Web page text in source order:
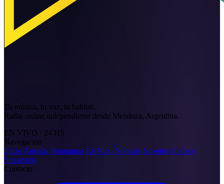
Tu música, tu voz, tu habitat.
Radio online independiente desde Mendoza, Argentina.
EN VIVO · 24 HS
Navegación
Inicio Agenda Programas En Vivo Noticias Nosotros Cursos
Streaming
Contacto